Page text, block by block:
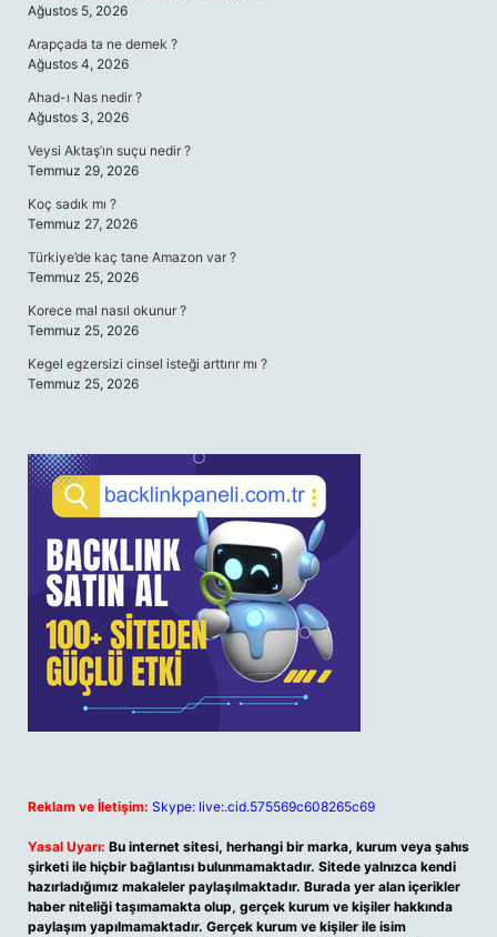
Ağustos 5, 2026
Arapçada ta ne demek ?
Ağustos 4, 2026
Ahad-ı Nas nedir ?
Ağustos 3, 2026
Veysi Aktaş’ın suçu nedir ?
Temmuz 29, 2026
Koç sadık mı ?
Temmuz 27, 2026
Türkiye’de kaç tane Amazon var ?
Temmuz 25, 2026
Korece mal nasıl okunur ?
Temmuz 25, 2026
Kegel egzersizi cinsel isteği arttırır mı ?
Temmuz 25, 2026
Reklam ve İletişim: Skype: live:.cid.575569c608265c69
Yasal Uyarı: Bu internet sitesi, herhangi bir marka, kurum veya şahıs
şirketi ile hiçbir bağlantısı bulunmamaktadır. Sitede yalnızca kendi
hazırladığımız makaleler paylaşılmaktadır. Burada yer alan içerikler
haber niteliği taşımamakta olup, gerçek kurum ve kişiler hakkında
paylaşım yapılmamaktadır. Gerçek kurum ve kişiler ile isim